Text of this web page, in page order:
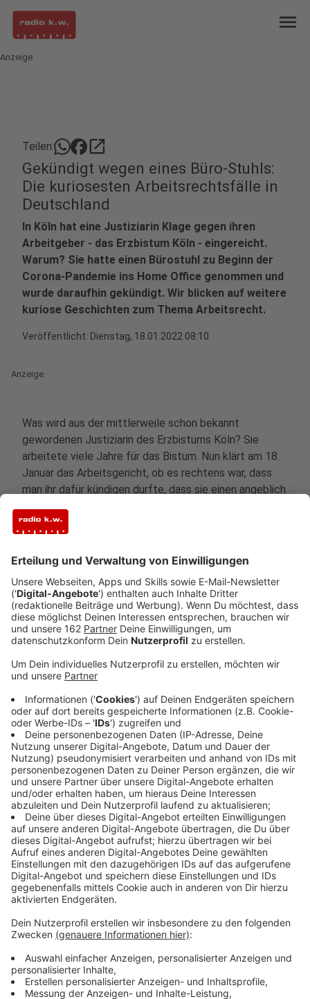
menu
Anzeige
Teilen: open_in_new
Gekündigt wegen eines Büro-Stuhls:
Die kuriosesten Arbeitsrechtsfälle in
Deutschland
In Köln hat eine Justiziarin Klage gegen ihren
Arbeitgeber - das Erzbistum Köln - eingereicht.
Warum? Sie hatte einen Bürostuhl zu Beginn der
Corona-Pandemie ins Home Office genommen und
wurde daraufhin gekündigt. Wir blicken auf weitere
kuriose Geschichten zum Thema Arbeitsrecht.
Veröffentlicht: Dienstag, 18.01.2022 08:10
Anzeige
Was wird aus der mittlerweile schon bekannt
gewordenen Justiziarin des Erzbistums Köln? Sie
arbeitete viele Jahre für das Bistum. Nun klärt am 18.
Januar das Arbeitsgericht, ob es rechtens war, dass
man ihr dafür kündigen durfte, dass sie einen angeblich
hochwertigen Bürostuhl zu Beginn der
Coronapandemie, als eigentlich alle im Homeoffice
man sich noch nicht einigen können, das Erzbistum
Das ist aber längst nicht die einzige Geschichte aus
dem Arbeitsrecht. Wir haben ein paar für euch
aufgelistet.
Finger auf dem Klo eingeklemmt - kein
Dienstunfall
Anzeige
Ein Polizist hat sich im Dienst in Bayern auf dem WC
den Finger eingeklemmt - an der Tür. Diesen Vorfall
wollte er als Dienstunfall anerkannt bekommen. Das
sah das Verwaltungsgericht München aber anders. Nur
der Weg zur Toilette sei geschützt, auf der Toilette
selbst, sei er Privatmann gewesen.
Anzeige
Mann verschläft andauernd - kein Erfolg vor
Gericht
Anzeige